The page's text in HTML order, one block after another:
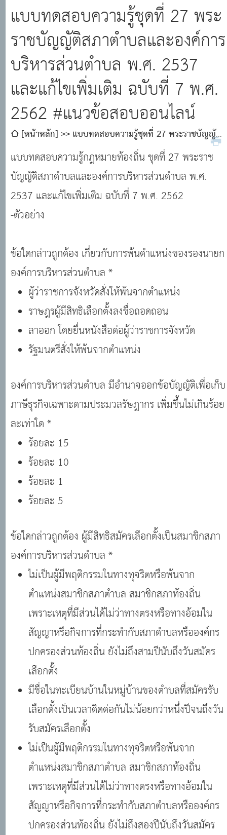
แบบทดสอบความรู้ชุดที่ 27 พระ
ราชบัญญัติสภาตำบลและองค์การ
บริหารส่วนตำบล พ.ศ. 2537
และแก้ไขเพิ่มเติม ฉบับที่ 7 พ.ศ.
2562 #แนวข้อสอบออนไลน์
[หน้าหลัก]
แบบทดสอบความรู้ชุดที่ 27 พระราชบัญญัติ
สภาตำบลและองค์การบริหารส่วนตำบล พ.ศ. 2537 และแก้ไข
เพิ่มเติม ฉบับที่ 7 พ.ศ. 2562 #แนวข้อสอบออนไลน์
แบบทดสอบความรู้กฎหมายท้องถิ่น ชุดที่ 27 พระราช
บัญญัติสภาตำบลและองค์การบริหารส่วนตำบล พ.ศ.
2537 และแก้ไขเพิ่มเติม ฉบับที่ 7 พ.ศ. 2562
-ตัวอย่าง
ข้อใดกล่าวถูกต้อง เกี่ยวกับการพ้นตำแหน่งของรองนายก
องค์การบริหารส่วนตำบล *
ผู้ว่าราชการจังหวัดสั่งให้พ้นจากตำแหน่ง
ราษฎรผู้มีสิทธิเลือกตั้งลงชื่อถอดถอน
ลาออก โดยยื่นหนังสือต่อผู้ว่าราชการจังหวัด
รัฐมนตรีสั่งให้พ้นจากตำแหน่ง
องค์การบริหารส่วนตำบล มีอำนาจออกข้อบัญญัติเพื่อเก็บ
ภาษีธุรกิจเฉพาะตามประมวลรัษฎากร เพิ่มขึ้นไม่เกินร้อย
ละเท่าใด *
ร้อยละ 15
ร้อยละ 10
ร้อยละ 1
ร้อยละ 5
ข้อใดกล่าวถูกต้อง ผู้มีสิทธิสมัครเลือกตั้งเป็นสมาชิกสภา
องค์การบริหารส่วนตำบล *
ไม่เป็นผู้มีพฤติกรรมในทางทุจริตหรือพ้นจาก
ตำแหน่งสมาชิกสภาตำบล สมาชิกสภาท้องถิ่น
เพราะเหตุที่มีส่วนได้ไม่ว่าทางตรงหรือทางอ้อมใน
สัญญาหรือกิจการที่กระทำกับสภาตำบลหรือองค์กร
ปกครองส่วนท้องถิ่น ยังไม่ถึงสามปีนับถึงวันสมัคร
เลือกตั้ง
มีชื่อในทะเบียนบ้านในหมู่บ้านของตำบลที่สมัครรับ
เลือกตั้งเป็นเวลาติดต่อกันไม่น้อยกว่าหนึ่งปีจนถึงวัน
รับสมัครเลือกตั้ง
ไม่เป็นผู้มีพฤติกรรมในทางทุจริตหรือพ้นจาก
ตำแหน่งสมาชิกสภาตำบล สมาชิกสภาท้องถิ่น
เพราะเหตุที่มีส่วนได้ไม่ว่าทางตรงหรือทางอ้อมใน
สัญญาหรือกิจการที่กระทำกับสภาตำบลหรือองค์กร
ปกครองส่วนท้องถิ่น ยังไม่ถึงสองปีนับถึงวันสมัคร